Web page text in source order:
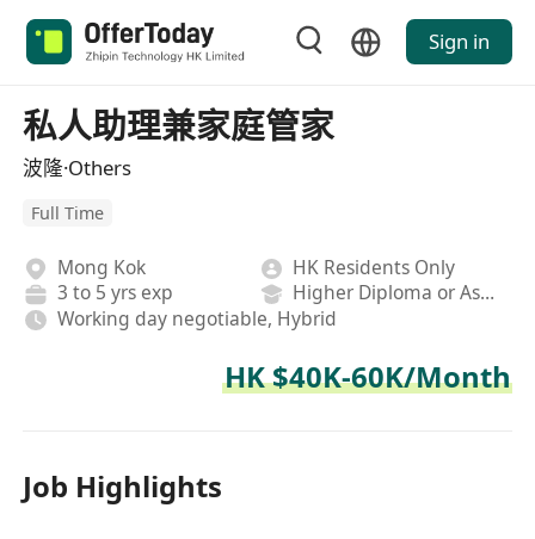
Sign in
私人助理兼家庭管家
波隆·Others
Full Time
Mong Kok
HK Residents Only
3 to 5 yrs exp
Higher Diploma or Associate Degree
Working day negotiable, Hybrid
HK $40K-60K/Month
Job Highlights